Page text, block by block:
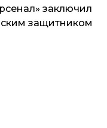
заключил
защитником